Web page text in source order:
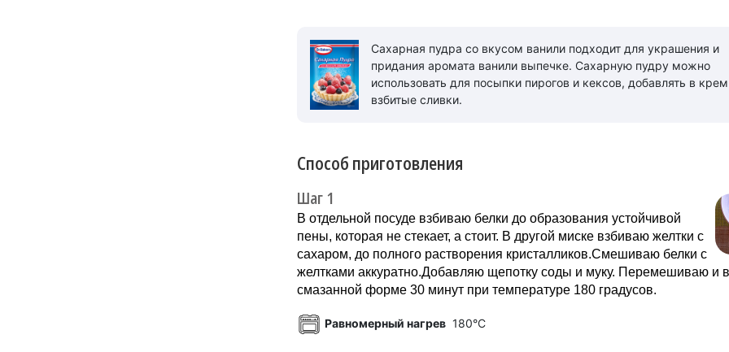
Сахарная пудра со вкусом ванили подходит для украшения и
придания аромата ванили выпечке. Сахарную пудру можно
использовать для посыпки пирогов и кексов, добавлять в
взбитые сливки.
Способ приготовления
Шаг 1
В отдельной посуде взбиваю белки до образования устойчивой
пены, которая не стекает, а стоит. В другой миске взбиваю желтки с
сахаром, до полного растворения кристалликов.Смешиваю белки с
желтками аккуратно.Добавляю щепотку соды и муку. Перемешиваю и
смазанной форме 30 минут при температуре 180 градусов.
Равномерный нагрев180°C